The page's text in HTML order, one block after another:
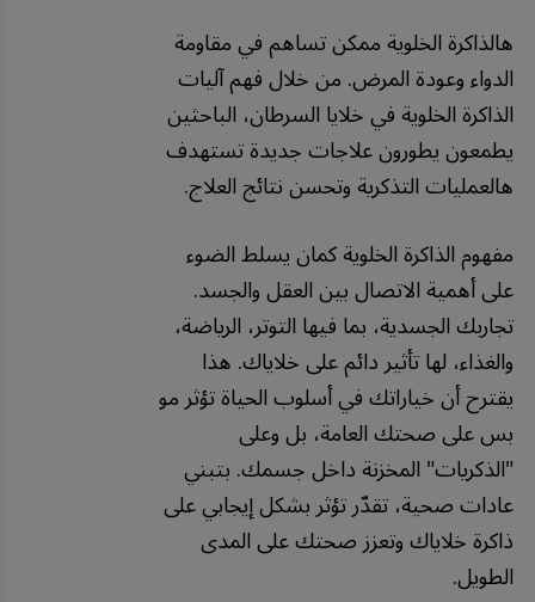
هالذاكرة الخلوية ممكن تساهم في مقاومة
الدواء وعودة المرض. من خلال فهم آليات
الذاكرة الخلوية في خلايا السرطان، الباحثين
يطمعون يطورون علاجات جديدة تستهدف
هالعمليات التذكرية وتحسن نتائج العلاج.
مفهوم الذاكرة الخلوية كمان يسلط الضوء
على أهمية الاتصال بين العقل والجسد.
تجاربك الجسدية، بما فيها التوتر، الرياضة،
والغذاء، لها تأثير دائم على خلاياك. هذا
يقترح أن خياراتك في أسلوب الحياة تؤثر مو
بس على صحتك العامة، بل وعلى
"الذكريات" المخزنة داخل جسمك. بتبني
عادات صحية، تقدّر تؤثر بشكل إيجابي على
ذاكرة خلاياك وتعزز صحتك على المدى
الطويل.